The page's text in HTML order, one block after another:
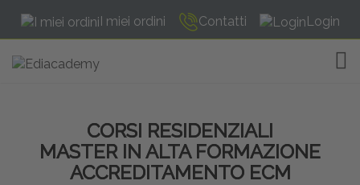
I miei ordini Contatti Login
CORSI RESIDENZIALI
MASTER IN ALTA FORMAZIONE
ACCREDITAMENTO ECM